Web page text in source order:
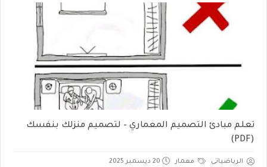
تعلم مبادئ التصميم المعماري – لتصميم منزلك بنفسك
الرياضياتى معمار 20 ديسمبر 2025